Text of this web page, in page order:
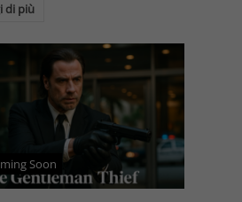
di più
Soon